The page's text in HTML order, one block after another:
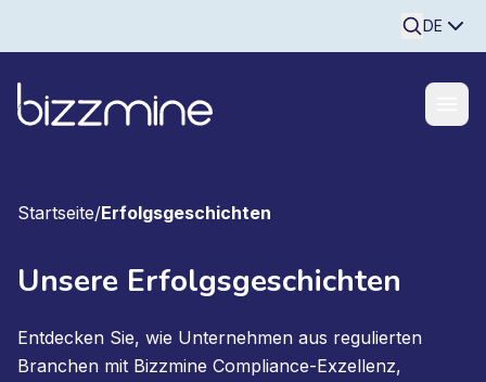
Searchine
DE
Startseite/Erfolgsgeschichten
Unsere Erfolgsgeschichten
Entdecken Sie, wie Unternehmen aus regulierten
Branchen mit Bizzmine Compliance-Exzellenz,